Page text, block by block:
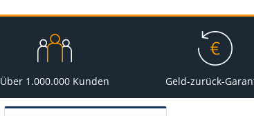
Über 1.000.000 Kunden Geld-zurück-